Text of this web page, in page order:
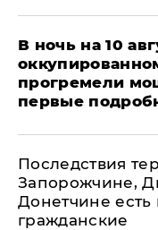
В ночь на 10
прогремели
первые
Последствия
Запорожчине,
Донетчине
гражданские